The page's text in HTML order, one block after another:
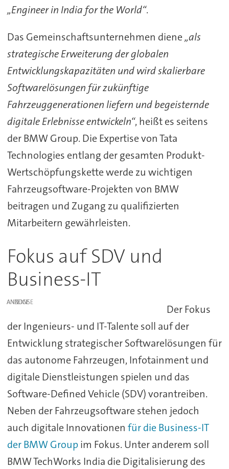
„Engineer in India for the World“.
Das Gemeinschaftsunternehmen diene„als
strategische Erweiterung der globalen
Entwicklungskapazitäten und wird skalierbare
Softwarelösungen für zukünftige
Fahrzeuggenerationen liefern und begeisternde
digitale Erlebnisse entwickeln“, heißt es seitens
der BMW Group. Die Expertise von Tata
Technologies entlang der gesamten Produkt-
Wertschöpfungskette werde zu wichtigen
Fahrzeugsoftware-Projekten von BMW
beitragen und Zugang zu qualifizierten
Mitarbeitern gewährleisten.
Fokus auf SDV und
Business-IT
ANZEIGE
Der Fokus
der Ingenieurs- und IT-Talente soll auf der
Entwicklung strategischer Softwarelösungen für
das autonome Fahrzeugen, Infotainment und
digitale Dienstleistungen spielen und das
Software-Defined Vehicle (SDV) vorantreiben.
Neben der Fahrzeugsoftware stehen jedoch
auch digitale Innovationen für die Business-IT
der BMW Groupim Fokus. Unter anderem soll
BMW TechWorks India die Digitalisierung des